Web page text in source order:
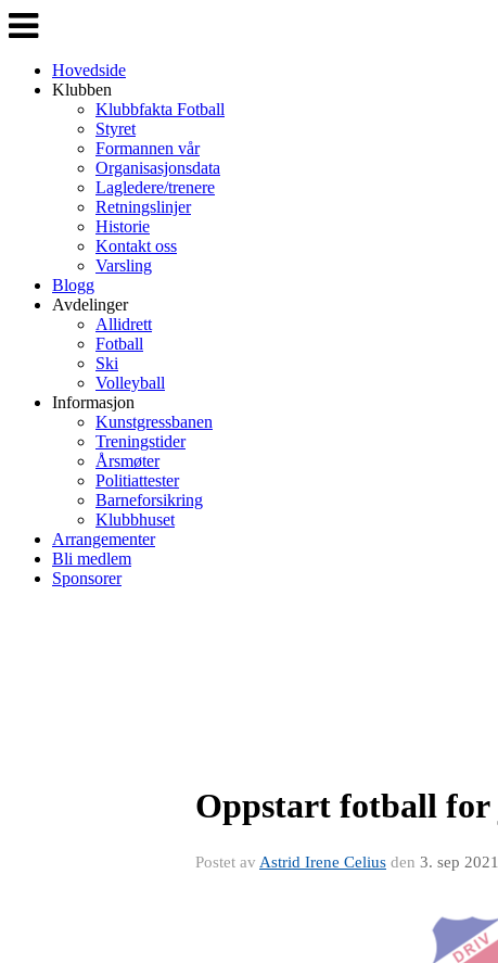
Veksle
navigasjon
Hovedside
Klubben
Klubbfakta Fotball
Styret
Formannen vår
Organisasjonsdata
Lagledere/trenere
Retningslinjer
Historie
Kontakt oss
Varsling
Blogg
Avdelinger
Allidrett
Fotball
Ski
Volleyball
Informasjon
Kunstgressbanen
Treningstider
Årsmøter
Politiattester
Barneforsikring
Klubbhuset
Arrangementer
Bli medlem
Sponsorer
Oppstart fotball for
Postet av Astrid Irene Celius den 3. sep 2021